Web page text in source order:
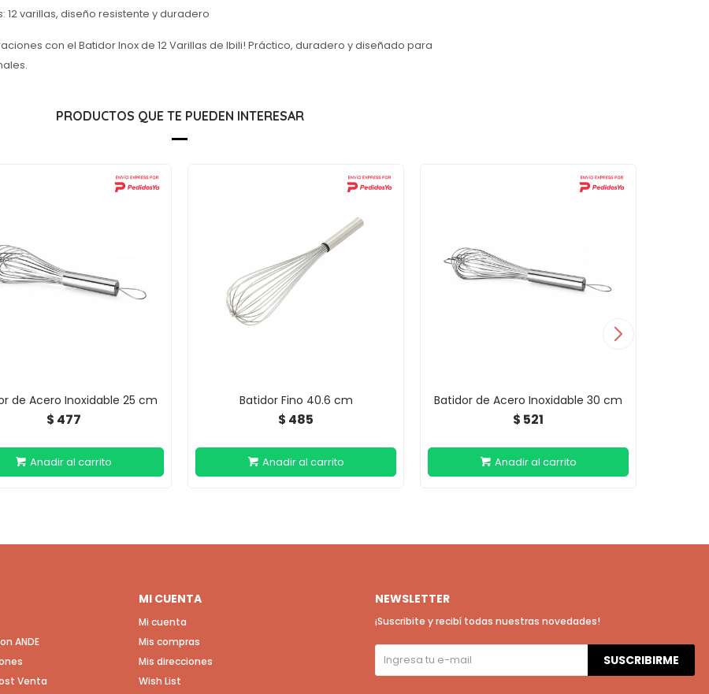
12 varillas, diseño resistente y duradero
con el Batidor Inox de 12 Varillas de Ibili! Práctico, duradero y diseñado para
PRODUCTOS QUE TE PUEDEN INTERESAR
de Acero Inoxidable 25 cm
$ 477
Batidor Fino 40.6 cm
$ 485
Batidor de Acero Inoxidable 30 cm
$ 521
ANDE
Venta
MI CUENTA
Mi cuenta
Mis compras
Mis direcciones
Wish List
NEWSLETTER
¡Suscribite y recibí todas nuestras novedades!
SUSCRIBIRME